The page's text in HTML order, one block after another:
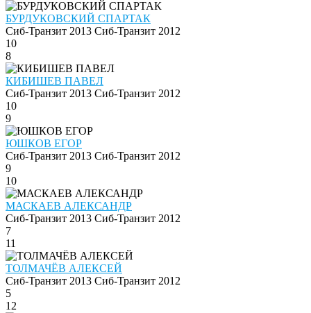
БУРДУКОВСКИЙ СПАРТАК
Сиб-Транзит 2013 Сиб-Транзит 2012
10
8
КИБИШЕВ ПАВЕЛ
Сиб-Транзит 2013 Сиб-Транзит 2012
10
9
ЮШКОВ ЕГОР
Сиб-Транзит 2013 Сиб-Транзит 2012
9
10
МАСКАЕВ АЛЕКСАНДР
Сиб-Транзит 2013 Сиб-Транзит 2012
7
11
ТОЛМАЧЁВ АЛЕКСЕЙ
Сиб-Транзит 2013 Сиб-Транзит 2012
5
12